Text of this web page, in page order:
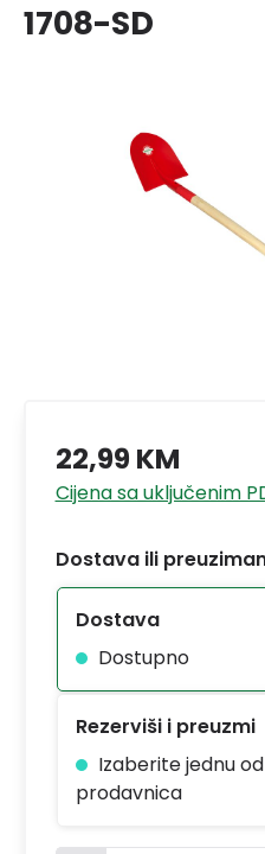
1708-SD
22,99 KM
Cijena sa uključenim
Dostava ili
Dostava
Dostupno
Rezerviši i preuzmi
Izaberite jednu od
prodavnica